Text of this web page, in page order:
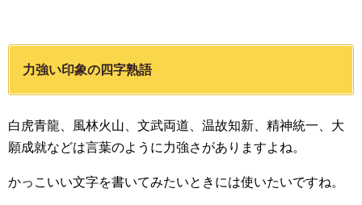
力強い印象の四字熟語
白虎青龍、風林火山、文武両道、温故知新、精神統一、大
願成就などは言葉のように力強さがありますよね。
かっこいい文字を書いてみたいときには使いたいですね。